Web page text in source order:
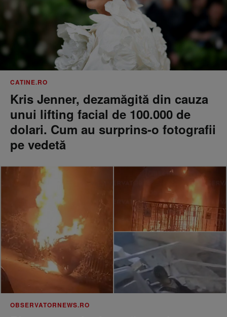
CATINE.RO
Kris Jenner, dezamăgită din cauza
unui lifting facial de 100.000 de
dolari. Cum au surprins-o fotografii
pe vedetă
OBSERVATORNEWS.RO